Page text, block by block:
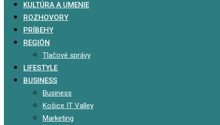
KULTÚRA A UMENIE
ROZHOVORY
PRÍBEHY
REGIÓN
Tlačové správy
LIFESTYLE
BUSINESS
Business
Košice IT Valley
Marketing